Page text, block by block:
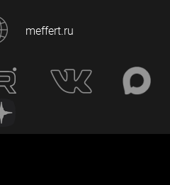
meffert.ru